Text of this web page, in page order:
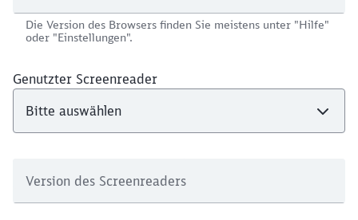
Die Version des Browsers finden Sie meistens unter "Hilfe"
oder "Einstellungen".
Genutzter Screenreader
Version des Screenreaders